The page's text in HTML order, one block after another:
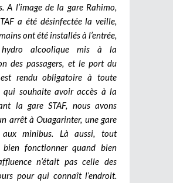
A l’image de la gare Rahimo,
a été désinfectée la veille,
ont été installés à l’entrée,
alcoolique mis à la
des passagers, et le port du
rendu obligatoire à toute
qui souhaite avoir accès à la
la gare STAF, nous avons
arrêt à Ouagarinter, une gare
aux minibus. Là aussi, tout
bien fonctionner quand bien
n’était pas celle des
pour qui connaît l’endroit.